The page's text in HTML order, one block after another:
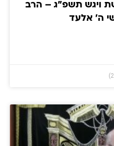
ויגש תשפ"ג – הרב
ה' אלעד